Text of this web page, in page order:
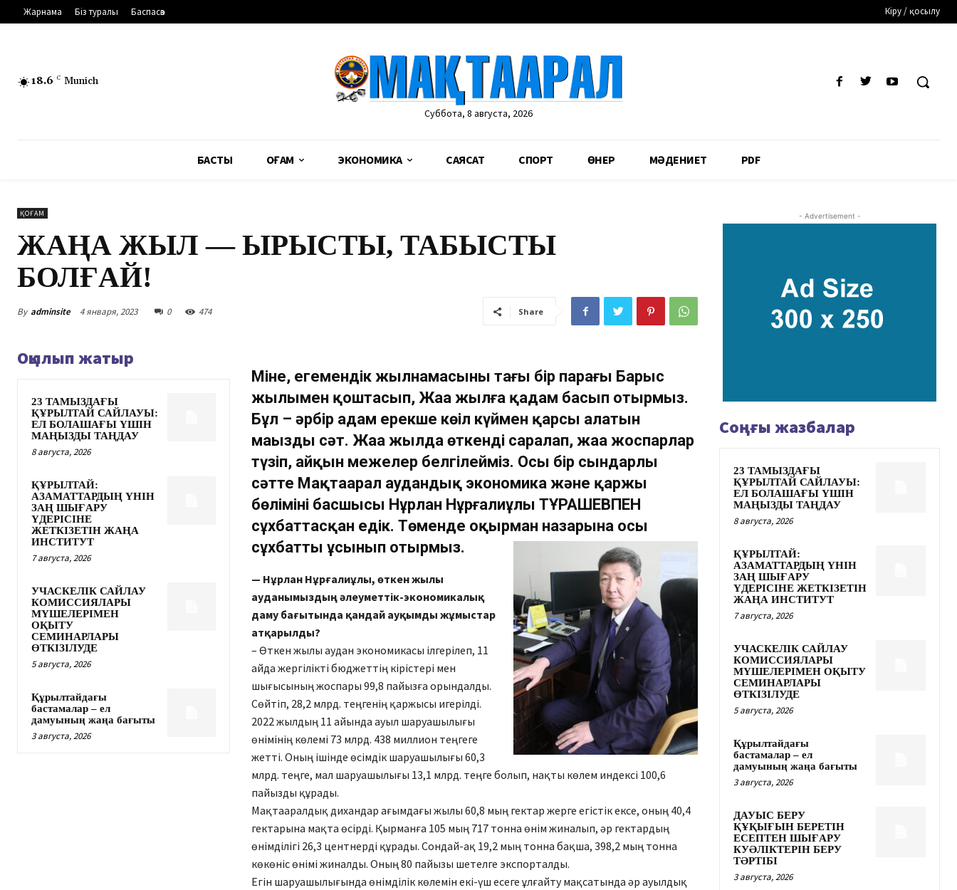
Жарнама Біз туралы Баспасөз Кіру / қосылу
18.6 C Munich
Суббота, 8 августа, 2026
БАСТЫ ҚОҒАМ ЭКОНОМИКА САЯСАТ СПОРТ ӨНЕР МӘДЕНИЕТ PDF
ҚОҒАМ
ЖАҢА ЖЫЛ — ЫРЫСТЫ, ТАБЫСТЫ
БОЛҒАЙ!
By adminsite 4 января, 2023 0 474 Share
Оқылып жатыр
23 ТАМЫЗДАҒЫ
ҚҰРЫЛТАЙ САЙЛАУЫ:
ЕЛ БОЛАШАҒЫ ҮШІН
МАҢЫЗДЫ ТАҢДАУ
8 августа, 2026
ҚҰРЫЛТАЙ:
АЗАМАТТАРДЫҢ ҮНІН
ЗАҢ ШЫҒАРУ
ҮДЕРІСІНЕ
ЖЕТКІЗЕТІН ЖАҢА
ИНСТИТУТ
7 августа, 2026
УЧАСКЕЛІК САЙЛАУ
КОМИССИЯЛАРЫ
МҮШЕЛЕРІМЕН
ОҚЫТУ
СЕМИНАРЛАРЫ
ӨТКІЗІЛУДЕ
5 августа, 2026
Құрылтайдағы
бастамалар – ел
дамуының жаңа бағыты
3 августа, 2026
Міне, егемендік жылнамасының тағы бір парағы Барыс
жылымен қоштасып, Жаңа жылға қадам басып отырмыз.
Бұл – әрбір адам ерекше көңіл күймен қарсы алатын
маңызды сәт. Жаңа жылда өткенді саралап, жаңа жоспарлар
түзіп, айқын межелер белгілейміз. Осы бір сындарлы
сәтте Мақтаарал аудандық экономика және қаржы
бөлімінің басшысы Нұрлан Нұрғалиұлы ТҰРАШЕВПЕН
сұхбаттасқан едік. Төменде оқырман назарына осы
сұхбатты ұсынып отырмыз.
— Нұрлан Нұрғалиұлы, өткен жылы
ауданымыздың әлеуметтік-экономикалық
даму бағытында қандай ауқымды жұмыстар
атқарылды?
– Өткен жылы аудан экономикасы ілгерілеп, 11
айда жергілікті бюджеттің кірістері мен
шығысының жоспары 99,8 пайызға орындалды.
Сөйтіп, 28,2 млрд. теңгенің қаржысы игерілді.
2022 жылдың 11 айында ауыл шаруашылығы
өнімінің көлемі 73 млрд. 438 миллион теңгеге
жетті. Оның ішінде өсімдік шаруашылығы 60,3
млрд. теңге, мал шаруашылығы 13,1 млрд. теңге болып, нақты көлем индексі 100,6
пайызды құрады.
Мақтааралдық дихандар ағымдағы жылы 60,8 мың гектар жерге егістік ексе, оның 40,4
гектарына мақта өсірді. Қырманға 105 мың 717 тонна өнім жиналып, әр гектардың
өнімділігі 26,3 центнерді құрады. Сондай-ақ 19,2 мың тонна бақша, 398,2 мың тонна
көкөніс өнімі жиналды. Оның 80 пайызы шетелге экспорталды.
Егін шаруашылығында өнімділік көлемін екі-үш есеге ұлғайту мақсатында әр ауылдық
- Advertisement -
Соңғы жазбалар
23 ТАМЫЗДАҒЫ
ҚҰРЫЛТАЙ САЙЛАУЫ:
ЕЛ БОЛАШАҒЫ ҮШІН
МАҢЫЗДЫ ТАҢДАУ
8 августа, 2026
ҚҰРЫЛТАЙ:
АЗАМАТТАРДЫҢ ҮНІН
ЗАҢ ШЫҒАРУ
ҮДЕРІСІНЕ ЖЕТКІЗЕТІН
ЖАҢА ИНСТИТУТ
7 августа, 2026
УЧАСКЕЛІК САЙЛАУ
КОМИССИЯЛАРЫ
МҮШЕЛЕРІМЕН ОҚЫТУ
СЕМИНАРЛАРЫ
ӨТКІЗІЛУДЕ
5 августа, 2026
Құрылтайдағы
бастамалар – ел
дамуының жаңа бағыты
3 августа, 2026
ДАУЫС БЕРУ
ҚҰҚЫҒЫН БЕРЕТІН
ЕСЕПТЕН ШЫҒАРУ
КУӘЛІКТЕРІН БЕРУ
ТӘРТІБІ
3 августа, 2026